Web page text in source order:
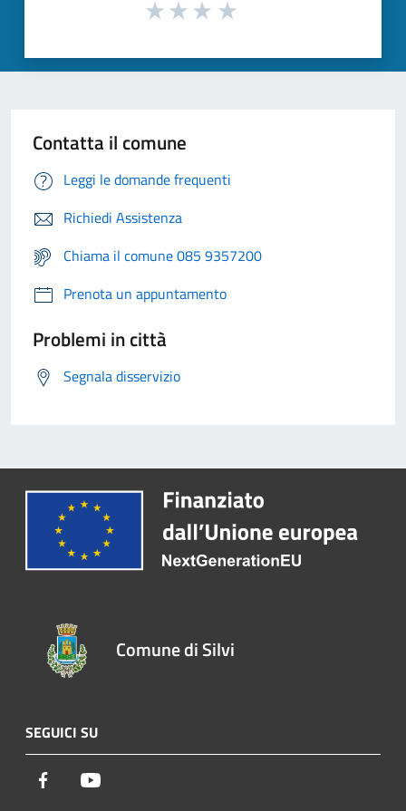
Contatta il comune
Leggi le domande frequenti
Richiedi Assistenza
Chiama il comune 085 9357200
Prenota un appuntamento
Problemi in città
Segnala disservizio
Comune di Silvi
SEGUICI SU
Facebook